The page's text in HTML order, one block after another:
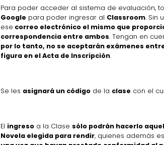
Para poder acceder al sistema de evaluación,
Google para poder ingresar al Classroom. Sin
ese correo electrónico el mismo que
correspondencia entre ambos. Tengan en
por lo tanto, no se aceptarán exámenes
figura en el Acta de Inscripción.
Se les asignará un código de la clase con el
El ingreso a la Clase sólo podrán hacerlo
Novela elegida para rendir, quienes además